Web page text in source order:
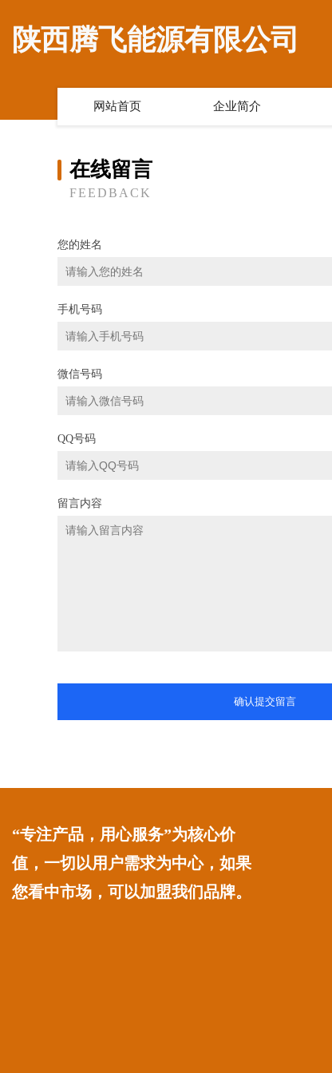
陕西腾飞能源有限公司
网站首页 企业简介
在线留言
FEEDBACK
您的姓名
手机号码
微信号码
QQ号码
留言内容
确认提交留言
“专注产品，用心服务”为核心价
值，一切以用户需求为中心，如果
您看中市场，可以加盟我们品牌。